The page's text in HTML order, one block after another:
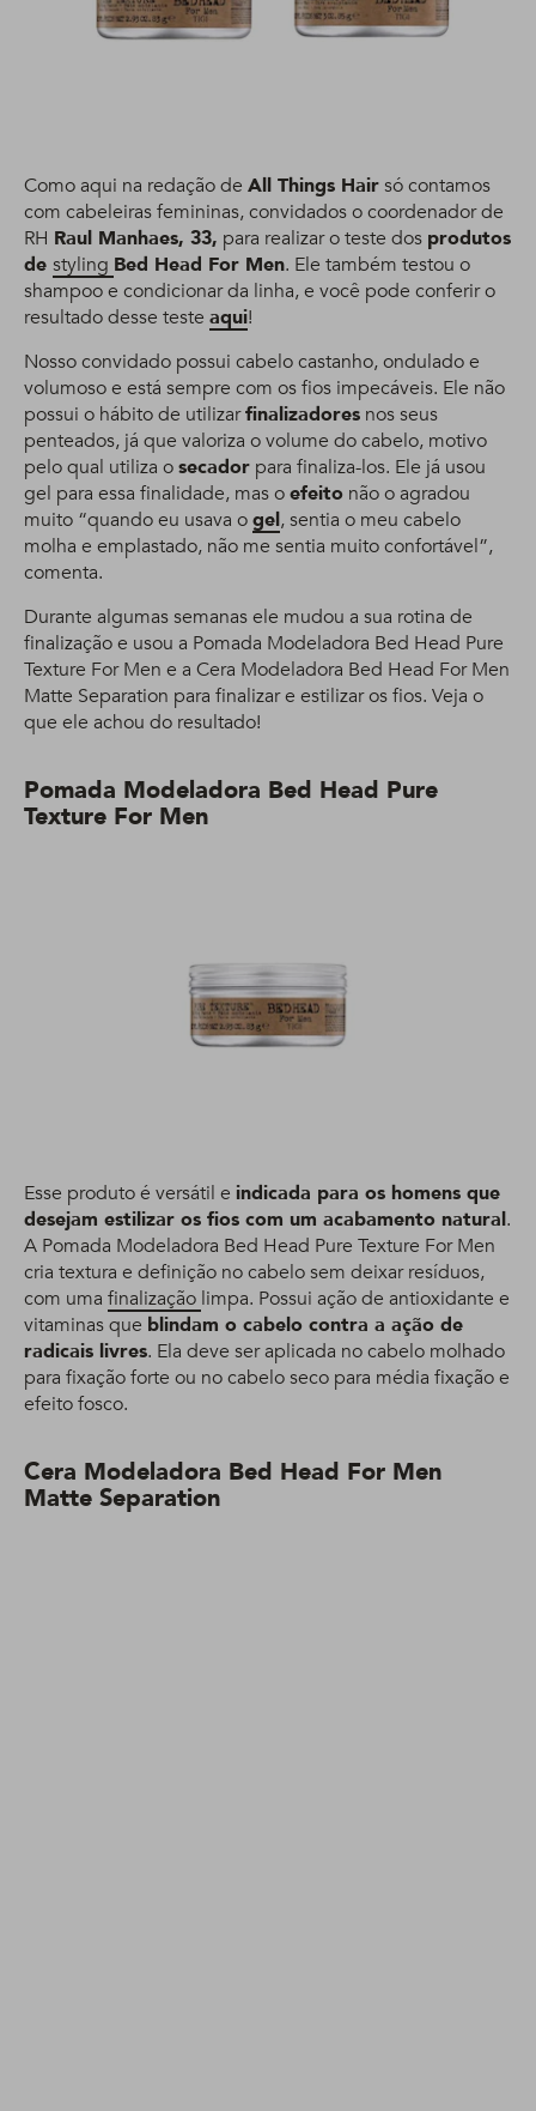
Como aqui na redação de All Things Hairsó contamos
com cabeleiras femininas, convidados o coordenador de
RH Raul Manhaes, 33, para realizar o teste dos produtos
de styling Bed Head For Men. Ele também testou o
shampoo e condicionar da linha, e você pode conferir o
resultado desse teste aqui!
Nosso convidado possui cabelo castanho, ondulado e
volumoso e está sempre com os fios impecáveis. Ele não
possui o hábito de utilizarfinalizadores nos seus
penteados, já que valoriza o volume do cabelo, motivo
pelo qual utiliza osecador para finaliza-los. Ele já usou
gel para essa finalidade, mas oefeito não o agradou
muito “quando eu usava ogel, sentia o meu cabelo
molha e emplastado, não me sentia muito confortável”,
comenta.
Durante algumas semanas ele mudou a sua rotina de
finalização e usou a Pomada Modeladora Bed Head Pure
Texture For Men e a Cera Modeladora Bed Head For Men
Matte Separation para finalizar e estilizar os fios. Veja o
que ele achou do resultado!
Pomada Modeladora Bed Head Pure
Texture For Men
Esse produto é versátil e indicada para os homens que
desejam estilizar os fios com um acabamento natural.
A Pomada Modeladora Bed Head Pure Texture For Men
cria textura e definição no cabelo sem deixar resíduos,
com uma finalização limpa. Possui ação de antioxidante e
vitaminas que blindam o cabelo contra a ação de
radicais livres. Ela deve ser aplicada no cabelo molhado
para fixação forte ou no cabelo seco para média fixação e
efeito fosco.
Cera Modeladora Bed Head For Men
Matte Separation